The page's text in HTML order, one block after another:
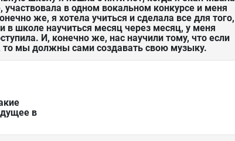
в одном вокальном конкурсе и меня
же, я хотела учиться и сделала все для того,
в школе научиться месяц через месяц, у меня
И, конечно же, нас научили тому, что если
мы должны сами создавать свою музыку.
в